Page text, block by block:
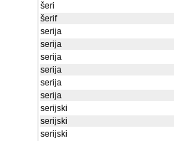
šeri
šerif
serija
serija
serija
serija
serija
serija
serijski
serijski
serijski